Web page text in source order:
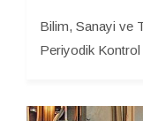
Bilim, Sanayi ve
Periyodik